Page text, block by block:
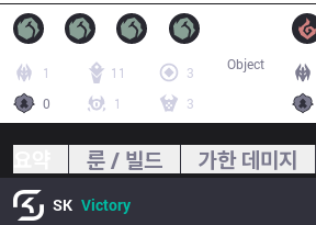
1 11
3
0
1 3
Object
룬 / 빌드 가한 데미지
SK Victory